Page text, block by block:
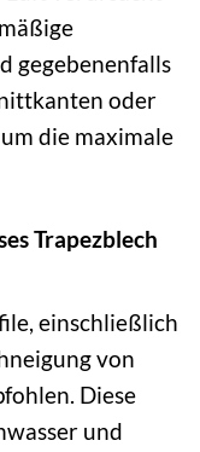
gegebenenfalls
oder
die maximale
Trapezblech
einschließlich
von
Diese
und